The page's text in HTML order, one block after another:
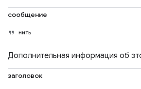
сообщение
нить
Дополнительная информация об
заголовок